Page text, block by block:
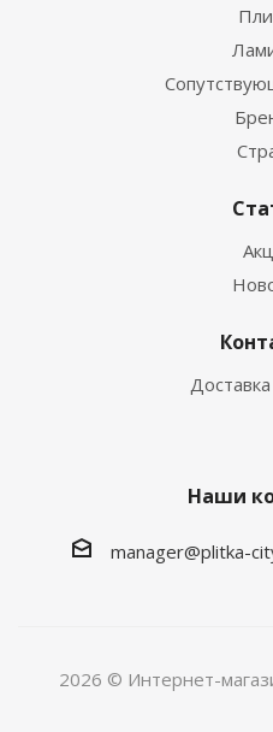
Наши
manager@plitka-
2026 © Интернет-